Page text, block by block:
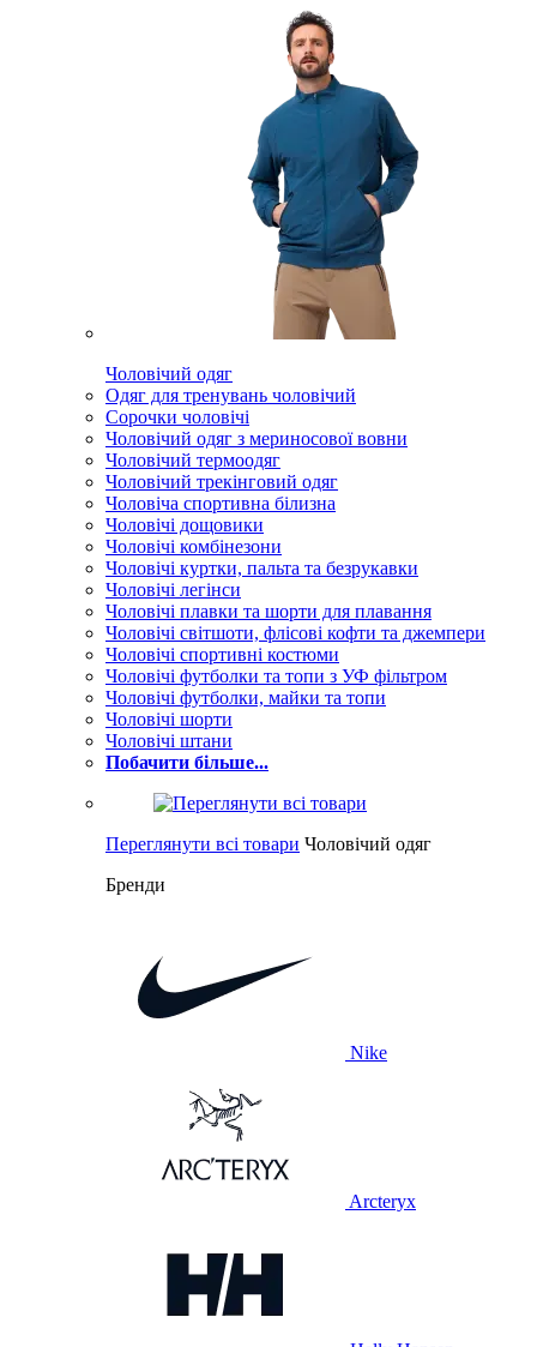
Чоловічий одяг
Одяг для тренувань чоловічий
Сорочки чоловічі
Чоловічий одяг з мериносової вовни
Чоловічий термоодяг
Чоловічий трекінговий одяг
Чоловіча спортивна білизна
Чоловічі дощовики
Чоловічі комбінезони
Чоловічі куртки, пальта та безрукавки
Чоловічі легінси
Чоловічі плавки та шорти для плавання
Чоловічі світшоти, флісові кофти та джемпери
Чоловічі спортивні костюми
Чоловічі футболки та топи з УФ фільтром
Чоловічі футболки, майки та топи
Чоловічі шорти
Чоловічі штани
Побачити більше...
Переглянути всі товари Чоловічий одяг
Бренди
Nike
Arcteryx